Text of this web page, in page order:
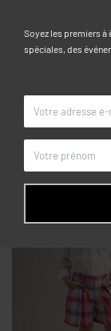
TAILLE
MARQUE
Articles
Soyez les premiers à
spéciales, des